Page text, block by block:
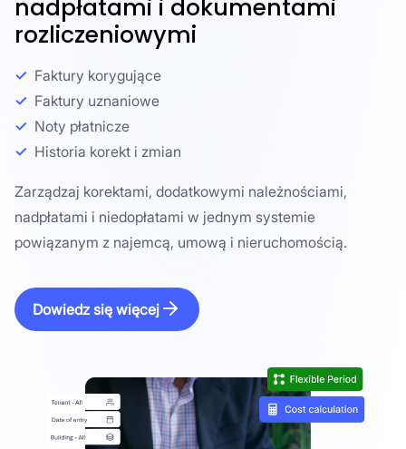
nadpłatami i dokumentami
rozliczeniowymi
Faktury korygujące
Faktury uznaniowe
Noty płatnicze
Historia korekt i zmian
Zarządzaj korektami, dodatkowymi należnościami,
nadpłatami i niedopłatami w jednym systemie
powiązanym z najemcą, umową i nieruchomością.
Dowiedz się więcej